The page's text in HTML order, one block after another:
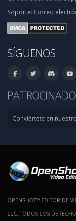
Soporte: Correo
SÍGUENOS
Conviértete en
OPENSHOT™ EDITOR DE
LLC . TODOS LOS